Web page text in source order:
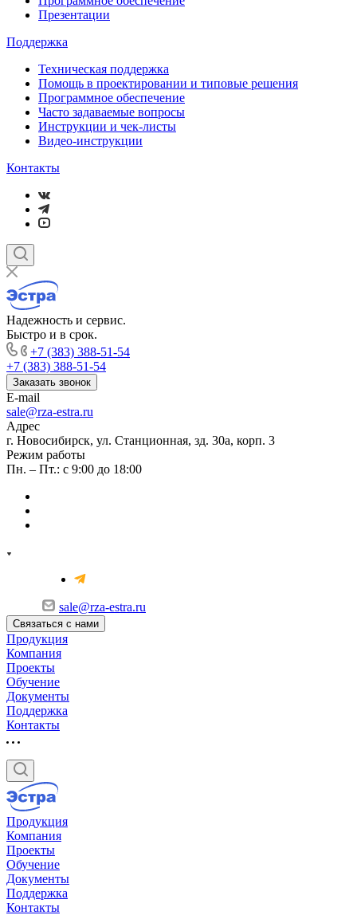
Презентации
Поддержка
Техническая поддержка
Помощь в проектировании и типовые решения
Программное обеспечение
Часто задаваемые вопросы
Инструкции и чек-листы
Видео-инструкции
Контакты
Надежность и сервис.
Быстро и в срок.
+7 (383) 388-51-54
+7 (383) 388-51-54
Заказать звонок
E-mail
sale@rza-estra.ru
Адрес
г. Новосибирск, ул. Станционная, зд. 30а, корп. 3
Режим работы
Пн. – Пт.: с 9:00 до 18:00
sale@rza-estra.ru
Связаться с нами
Продукция
Компания
Проекты
Обучение
Документы
Поддержка
Контакты
Продукция
Компания
Проекты
Обучение
Документы
Поддержка
Контакты